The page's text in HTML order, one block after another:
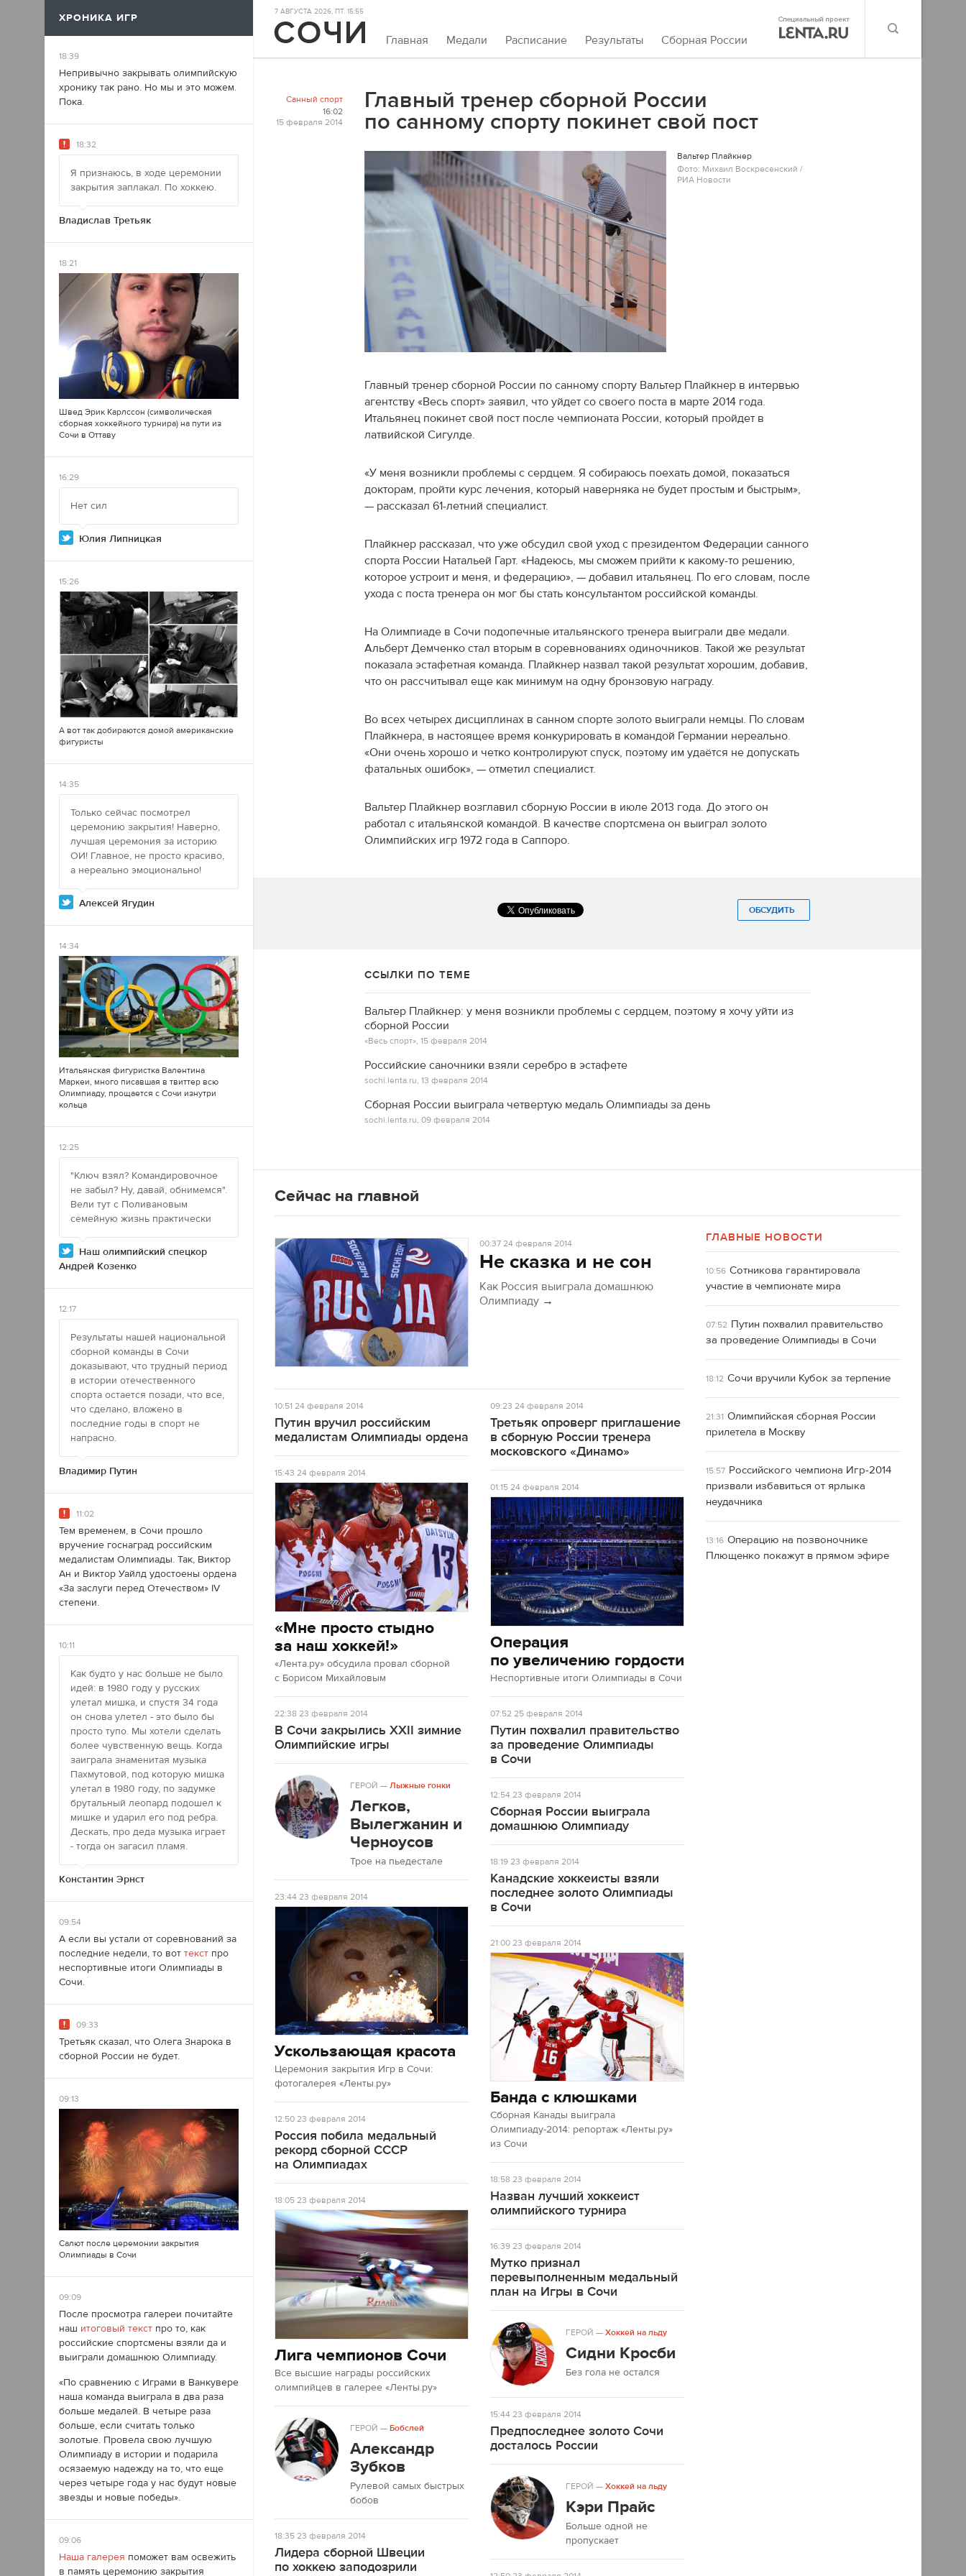
ХРОНИКА ИГР
18:39
Непривычно закрывать олимпийскую
хронику так рано. Но мы и это можем.
Пока.
18:32
Я признаюсь, в ходе церемонии
закрытия заплакал. По хоккею.
Владислав Третьяк
18:21
Швед Эрик Карлссон (символическая
сборная хоккейного турнира) на пути из
Сочи в Оттаву
16:29
Нет сил
Юлия Липницкая
15:26
А вот так добираются домой американские
фигуристы
14:35
Только сейчас посмотрел
церемонию закрытия! Наверно,
лучшая церемония за историю
ОИ! Главное, не просто красиво,
а нереально эмоционально!
Алексей Ягудин
14:34
Итальянская фигуристка Валентина
Маркеи, много писавшая в твиттер всю
Олимпиаду, прощается с Сочи изнутри
кольца
12:25
"Ключ взял? Командировочное
не забыл? Ну, давай, обнимемся".
Вели тут с Поливановым
семейную жизнь практически
Наш олимпийский спецкор
Андрей Козенко
12:17
Результаты нашей национальной
сборной команды в Сочи
доказывают, что трудный период
в истории отечественного
спорта остается позади, что все,
что сделано, вложено в
последние годы в спорт не
напрасно.
Владимир Путин
11:02
Тем временем, в Сочи прошло
вручение госнаград российским
медалистам Олимпиады. Так, Виктор
Ан и Виктор Уайлд удостоены ордена
«За заслуги перед Отечеством» IV
степени.
10:11
Как будто у нас больше не было
идей: в 1980 году у русских
улетал мишка, и спустя 34 года
он снова улетел - это было бы
просто тупо. Мы хотели сделать
более чувственную вещь. Когда
заиграла знаменитая музыка
Пахмутовой, под которую мишка
улетал в 1980 году, по задумке
брутальный леопард подошел к
мишке и ударил его под ребра.
Дескать, про деда музыка играет
- тогда он загасил пламя.
Константин Эрнст
09:54
А если вы устали от соревнований за
последние недели, то вот текст про
неспортивные итоги Олимпиады в
Сочи.
09:33
Третьяк сказал, что Олега Знарока в
сборной России не будет.
09:13
Салют после церемонии закрытия
Олимпиады в Сочи
09:09
После просмотра галереи почитайте
наш итоговый текст про то, как
российские спортсмены взяли да и
выиграли домашнюю Олимпиаду.
«По сравнению с Играми в Ванкувере
наша команда выиграла в два раза
больше медалей. В четыре раза
больше, если считать только
золотые. Провела свою лучшую
Олимпиаду в истории и подарила
осязаемую надежду на то, что еще
через четыре года у нас будут новые
звезды и новые победы».
09:06
Наша галерея поможет вам освежить
в память церемонию закрытия
7 АВГУСТА 2026, ПТ. 15:55
Главная Медали Расписание Результаты Сборная России
Санный спорт
16:02
15 февраля 2014
Главный тренер сборной России
по санному спорту покинет свой пост
Вальтер Плайкнер
Фото: Михаил Воскресенский /
РИА Новости
Главный тренер сборной России по санному спорту Вальтер Плайкнер в интервью
агентству «Весь спорт» заявил, что уйдет со своего поста в марте 2014 года.
Итальянец покинет свой пост после чемпионата России, который пройдет в
латвийской Сигулде.
«У меня возникли проблемы с сердцем. Я собираюсь поехать домой, показаться
докторам, пройти курс лечения, который наверняка не будет простым и быстрым»,
— рассказал 61-летний специалист.
Плайкнер рассказал, что уже обсудил свой уход с президентом Федерации санного
спорта России Натальей Гарт. «Надеюсь, мы сможем прийти к какому-то решению,
которое устроит и меня, и федерацию», — добавил итальянец. По его словам, после
ухода с поста тренера он мог бы стать консультантом российской команды.
На Олимпиаде в Сочи подопечные итальянского тренера выиграли две медали.
Альберт Демченко стал вторым в соревнованиях одиночников. Такой же результат
показала эстафетная команда. Плайкнер назвал такой результат хорошим, добавив,
что он рассчитывал еще как минимум на одну бронзовую награду.
Во всех четырех дисциплинах в санном спорте золото выиграли немцы. По словам
Плайкнера, в настоящее время конкурировать в командой Германии нереально.
«Они очень хорошо и четко контролируют спуск, поэтому им удаётся не допускать
фатальных ошибок», — отметил специалист.
Вальтер Плайкнер возглавил сборную России в июле 2013 года. До этого он
работал с итальянской командой. В качестве спортсмена он выиграл золото
Олимпийских игр 1972 года в Саппоро.
ОБСУДИТЬ
ССЫЛКИ ПО ТЕМЕ
Вальтер Плайкнер: у меня возникли проблемы с сердцем, поэтому я хочу уйти из
сборной России
«Весь спорт», 15 февраля 2014
Российские саночники взяли серебро в эстафете
sochi.lenta.ru, 13 февраля 2014
Сборная России выиграла четвертую медаль Олимпиады за день
sochi.lenta.ru, 09 февраля 2014
Сейчас на главной
00:3724 февраля 2014
Не сказка и не сон
Как Россия выиграла домашнюю
Олимпиаду →
10:51 24 февраля 2014
Путин вручил российским
медалистам Олимпиады ордена
15:43 24 февраля 2014
«Мне просто стыдно
за наш хоккей!»
«Лента.ру» обсудила провал сборной
с Борисом Михайловым
22:3823 февраля 2014
В Сочи закрылись XXII зимние
Олимпийские игры
ГЕРОЙ —Лыжные гонки
Легков,
Вылегжанин и
Черноусов
Трое на пьедестале
23:4423 февраля 2014
Ускользающая красота
Церемония закрытия Игр в Сочи:
фотогалерея «Ленты.ру»
12:5023 февраля 2014
Россия побила медальный
рекорд сборной СССР
на Олимпиадах
18:0523 февраля 2014
Лига чемпионов Сочи
Все высшие награды российских
олимпийцев в галерее «Ленты.ру»
ГЕРОЙ —Бобслей
Александр
Зубков
Рулевой самых быстрых
бобов
18:3523 февраля 2014
Лидера сборной Швеции
по хоккею заподозрили
09:23 24 февраля 2014
Третьяк опроверг приглашение
в сборную России тренера
московского «Динамо»
01:1524 февраля 2014
Операция
по увеличению гордости
Неспортивные итоги Олимпиады в Сочи
07:52 25 февраля 2014
Путин похвалил правительство
за проведение Олимпиады
в Сочи
12:5423 февраля 2014
Сборная России выиграла
домашнюю Олимпиаду
18:1923 февраля 2014
Канадские хоккеисты взяли
последнее золото Олимпиады
в Сочи
21:0023 февраля 2014
Банда с клюшками
Сборная Канады выиграла
Олимпиаду-2014: репортаж «Ленты.ру»
из Сочи
18:5823 февраля 2014
Назван лучший хоккеист
олимпийского турнира
16:3923 февраля 2014
Мутко признал
перевыполненным медальный
план на Игры в Сочи
ГЕРОЙ —Хоккей на льду
Сидни Кросби
Без гола не остался
15:4423 февраля 2014
Предпоследнее золото Сочи
досталось России
ГЕРОЙ —Хоккей на льду
Кэри Прайс
Больше одной не
пропускает
ГЛАВНЫЕ НОВОСТИ
10:56 Сотникова гарантировала
участие в чемпионате мира
07:52 Путин похвалил правительство
за проведение Олимпиады в Сочи
18:12 Сочи вручили Кубок за терпение
21:31 Олимпийская сборная России
прилетела в Москву
15:57 Российского чемпиона Игр-2014
призвали избавиться от ярлыка
неудачника
13:16 Операцию на позвоночнике
Плющенко покажут в прямом эфире